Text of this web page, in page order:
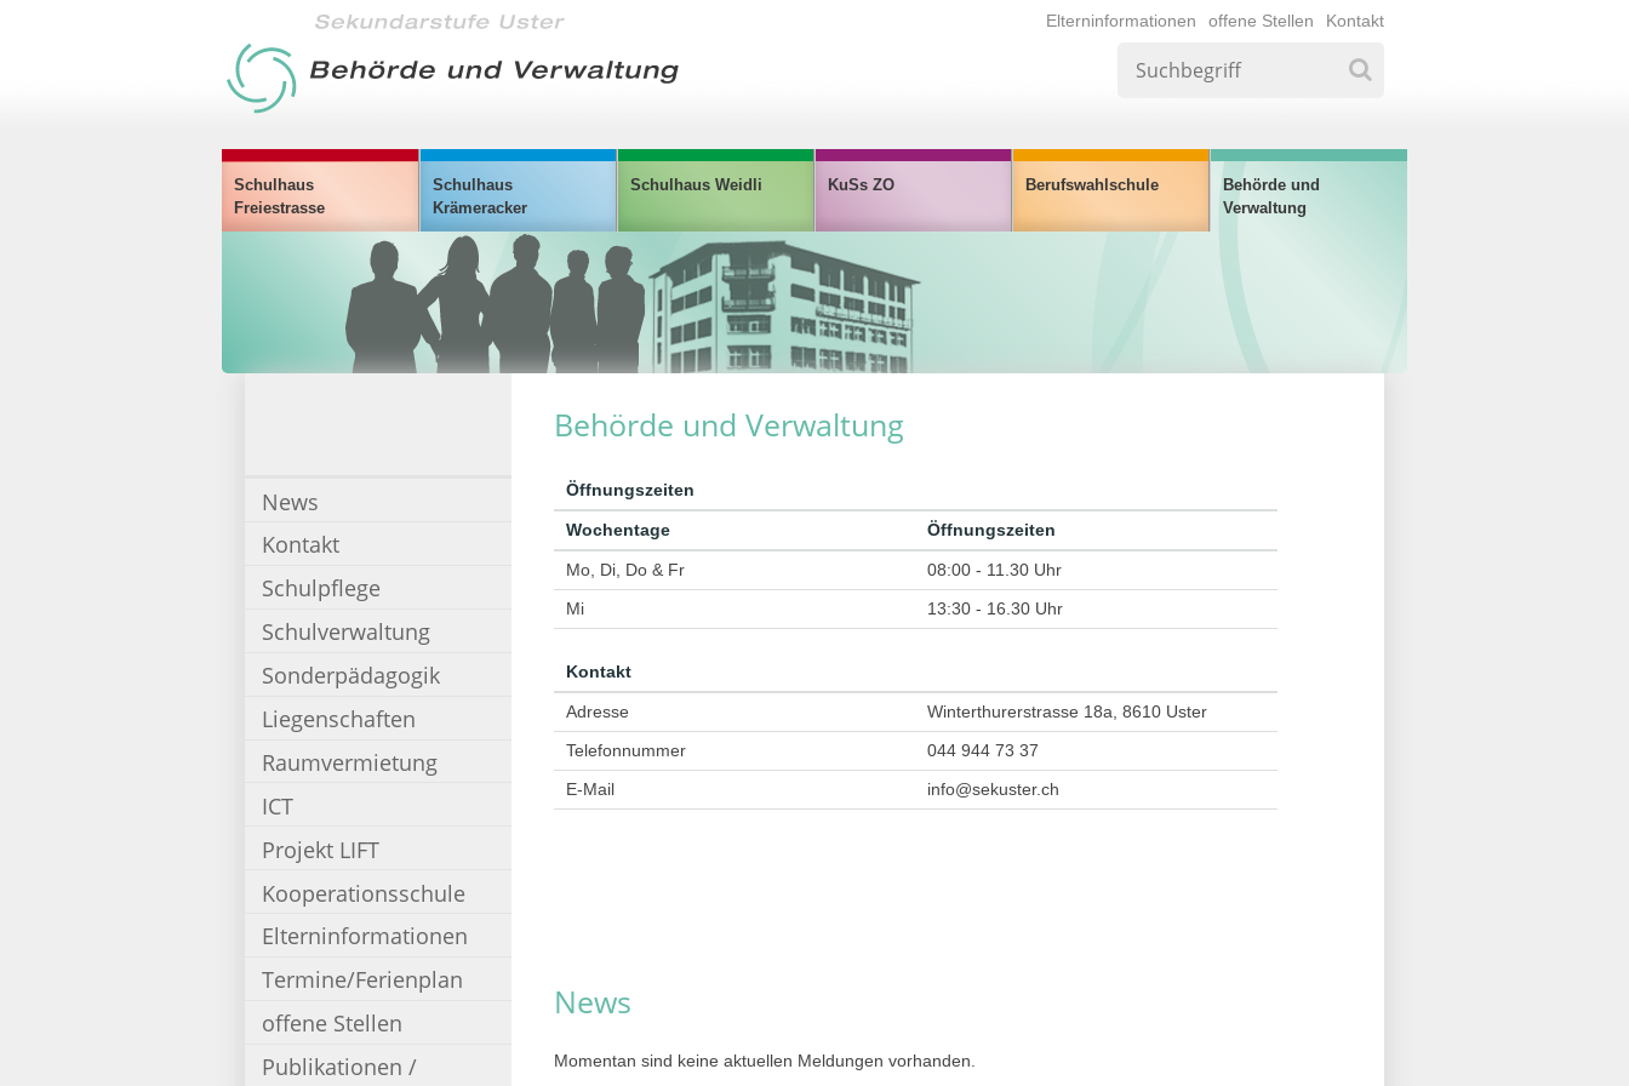
Elterninformationen offene Stellen Kontakt
Schulhaus
Freiestrasse
Schulhaus
Krämeracker
Schulhaus Weidli KuSs ZO Berufswahlschule
Behörde und
Verwaltung
News
Kontakt
Schulpflege
Schulverwaltung
Sonderpädagogik
Liegenschaften
Raumvermietung
ICT
Projekt LIFT
Kooperationsschule
Elterninformationen
Termine/Ferienplan
offene Stellen
Publikationen /
Behörde und Verwaltung
Öffnungszeiten
Wochentage Öffnungszeiten
Mo, Di, Do & Fr
08:00 - 11.30 Uhr
Mi
13:30 - 16.30 Uhr
Kontakt
Adresse
Winterthurerstrasse 18a, 8610 Uster
Telefonnummer
044 944 73 37
E-Mail
info@sekuster.ch
News
Momentan sind keine aktuellen Meldungen vorhanden.